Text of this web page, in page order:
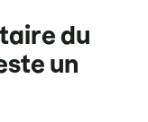
du
un